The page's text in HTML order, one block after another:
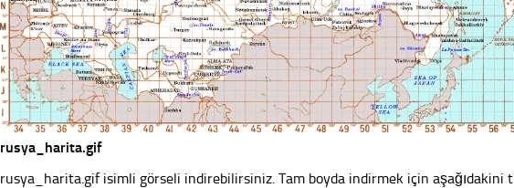
rusya_harita.gif
rusya_harita.gif isimli görseli indirebilirsiniz. Tam boyda indirmek için aşağıdakini